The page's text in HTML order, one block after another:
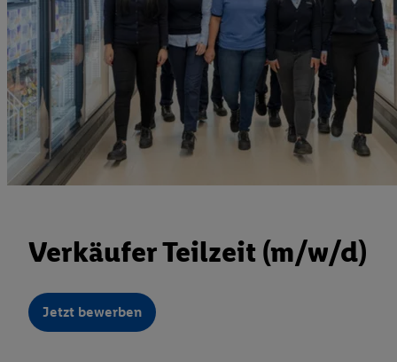
Verkäufer Teilzeit (m/w/d)
Jetzt bewerben